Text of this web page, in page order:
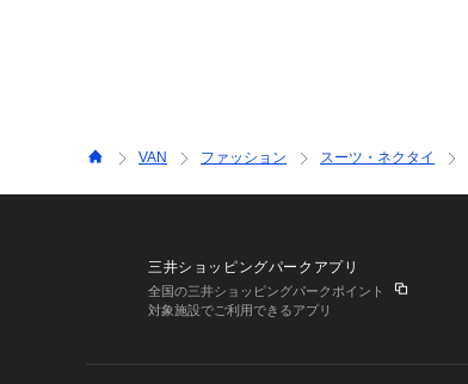
VAN ファッション スーツ・ネクタイ
三井ショッピングパークアプリ
全国の三井ショッピングパークポイント
対象施設でご利用できるアプリ